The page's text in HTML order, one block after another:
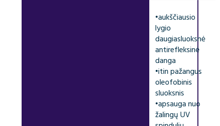
•aukščiausio
lygio
daugiasluoksnė
antirefleksinė
danga
•itin pažangus
oleofobinis
sluoksnis
•apsauga nuo
žalingų UV